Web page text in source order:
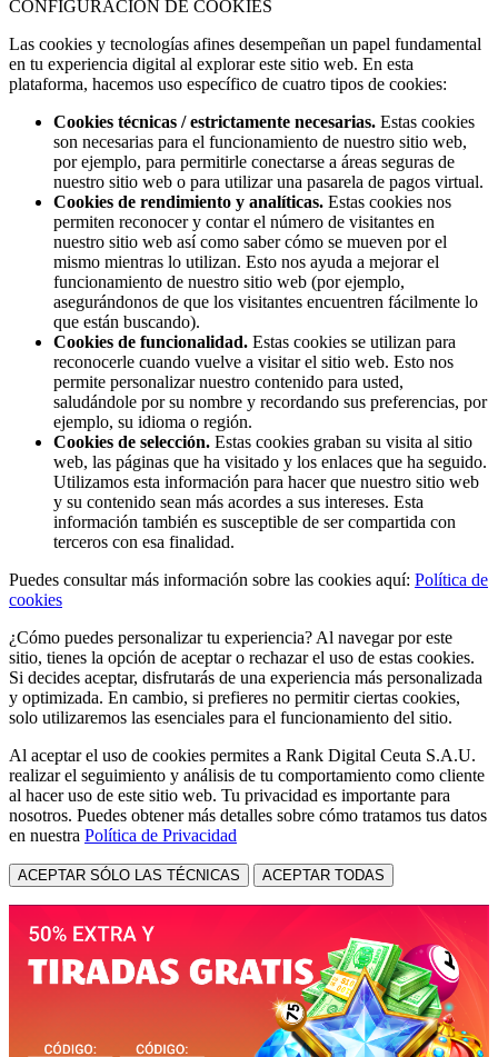
CONFIGURACIÓN DE COOKIES
Las cookies y tecnologías afines desempeñan un papel fundamental
en tu experiencia digital al explorar este sitio web. En esta
plataforma, hacemos uso específico de cuatro tipos de cookies:
Cookies técnicas / estrictamente necesarias. Estas cookies
son necesarias para el funcionamiento de nuestro sitio web,
por ejemplo, para permitirle conectarse a áreas seguras de
nuestro sitio web o para utilizar una pasarela de pagos virtual.
Cookies de rendimiento y analíticas. Estas cookies nos
permiten reconocer y contar el número de visitantes en
nuestro sitio web así como saber cómo se mueven por el
mismo mientras lo utilizan. Esto nos ayuda a mejorar el
funcionamiento de nuestro sitio web (por ejemplo,
asegurándonos de que los visitantes encuentren fácilmente lo
que están buscando).
Cookies de funcionalidad. Estas cookies se utilizan para
reconocerle cuando vuelve a visitar el sitio web. Esto nos
permite personalizar nuestro contenido para usted,
saludándole por su nombre y recordando sus preferencias, por
ejemplo, su idioma o región.
Cookies de selección. Estas cookies graban su visita al sitio
web, las páginas que ha visitado y los enlaces que ha seguido.
Utilizamos esta información para hacer que nuestro sitio web
y su contenido sean más acordes a sus intereses. Esta
información también es susceptible de ser compartida con
terceros con esa finalidad.
Puedes consultar más información sobre las cookies aquí: Política de
cookies
¿Cómo puedes personalizar tu experiencia? Al navegar por este
sitio, tienes la opción de aceptar o rechazar el uso de estas cookies.
Si decides aceptar, disfrutarás de una experiencia más personalizada
y optimizada. En cambio, si prefieres no permitir ciertas cookies,
solo utilizaremos las esenciales para el funcionamiento del sitio.
Al aceptar el uso de cookies permites a Rank Digital Ceuta S.A.U.
realizar el seguimiento y análisis de tu comportamiento como cliente
al hacer uso de este sitio web. Tu privacidad es importante para
nosotros. Puedes obtener más detalles sobre cómo tratamos tus datos
en nuestra Política de Privacidad
ACEPTAR SÓLO LAS TÉCNICAS ACEPTAR TODAS